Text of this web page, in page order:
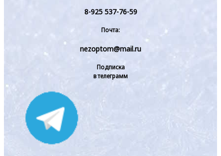
8-925 537-76-59
Почта:
nezoptom@mail.ru
Подписка
в телеграмм